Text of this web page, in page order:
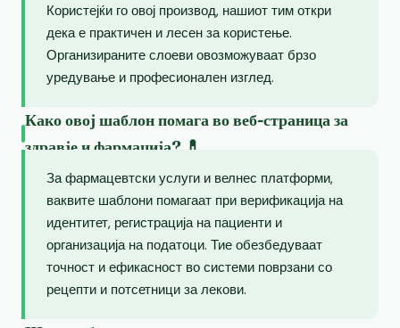
Користејќи го овој производ, нашиот тим откри
дека е практичен и лесен за користење.
Организираните слоеви овозможуваат брзо
уредување и професионален изглед.
Како овој шаблон помага во веб-страница за
здравје и фармација? 💊
За фармацевтски услуги и велнес платформи,
ваквите шаблони помагаат при верификација на
идентитет, регистрација на пациенти и
организација на податоци. Тие обезбедуваат
точност и ефикасност во системи поврзани со
рецепти и потсетници за лекови.